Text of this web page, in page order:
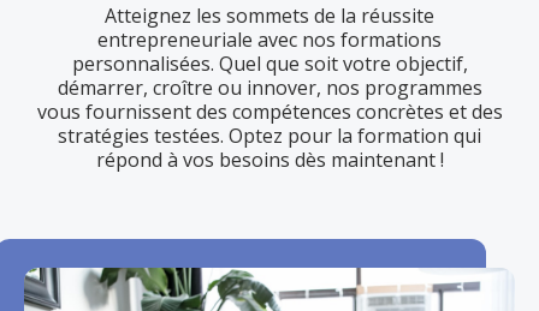
Atteignez les sommets de la réussite
entrepreneuriale avec nos formations
personnalisées. Quel que soit votre objectif,
démarrer, croître ou innover, nos programmes
vous fournissent des compétences concrètes et des
stratégies testées. Optez pour la formation qui
répond à vos besoins dès maintenant !